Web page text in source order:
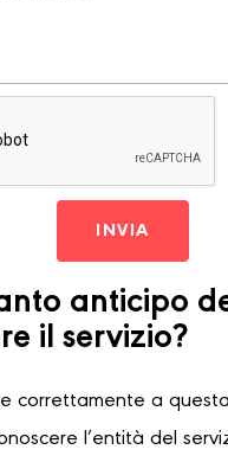
INVIA
anticipo
il servizio?
correttamente a
l’entità del